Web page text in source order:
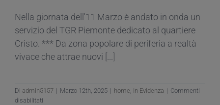
Nella giornata dell'11 Marzo è andato in onda un
servizio del TGR Piemonte dedicato al quartiere
Cristo. *** Da zona popolare di periferia a realtà
vivace che attrae nuovi [...]
Di admin5157 | Marzo 12th, 2025 | home, In Evidenza | Commenti
disabilitati